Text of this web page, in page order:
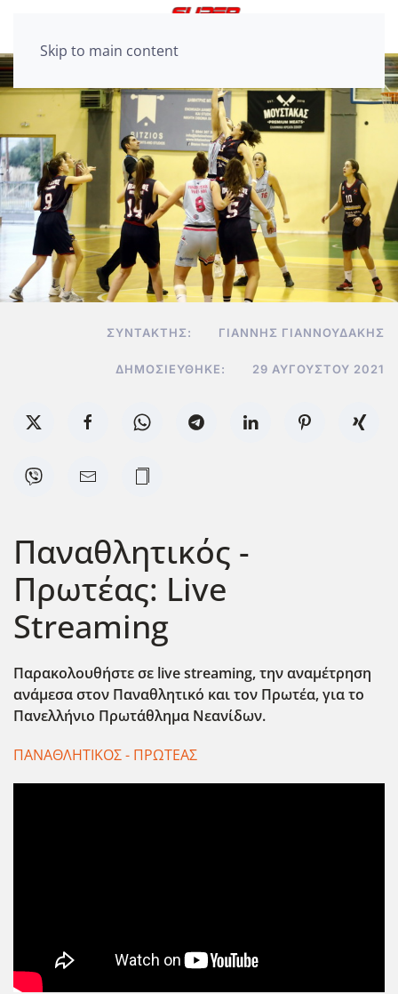
Skip to main content
ΣΥΝΤΆΚΤΗΣ: ΓΙΆΝΝΗΣ ΓΙΑΝΝΟΥΔΆΚΗΣ
ΔΗΜΟΣΙΕΎΘΗΚΕ: 29 ΑΥΓΟΎΣΤΟΥ 2021
Παναθλητικός -
Πρωτέας: Live
Streaming
Παρακολουθήστε σε live streaming, την αναμέτρηση
ανάμεσα στον Παναθλητικό και τον Πρωτέα, για το
Πανελλήνιο Πρωτάθλημα Νεανίδων.
ΠΑΝΑΘΛΗΤΙΚΟΣ - ΠΡΩΤΕΑΣ